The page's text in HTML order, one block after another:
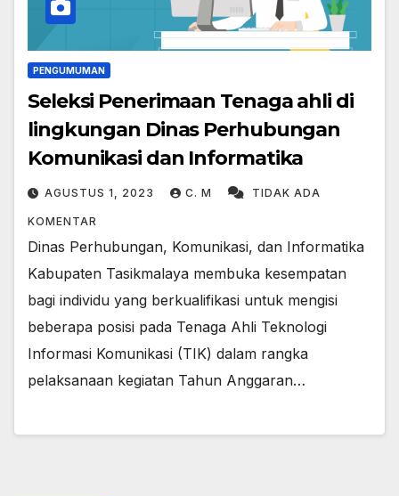
PENGUMUMAN
Seleksi Penerimaan Tenaga ahli di
lingkungan Dinas Perhubungan
Komunikasi dan Informatika
AGUSTUS 1, 2023 C. M TIDAK ADA
KOMENTAR
Dinas Perhubungan, Komunikasi, dan Informatika
Kabupaten Tasikmalaya membuka kesempatan
bagi individu yang berkualifikasi untuk mengisi
beberapa posisi pada Tenaga Ahli Teknologi
Informasi Komunikasi (TIK) dalam rangka
pelaksanaan kegiatan Tahun Anggaran…